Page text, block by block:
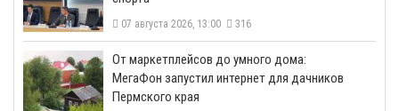
07 августа 2026, 13:00 316
От маркетплейсов до умного дома:
МегаФон запустил интернет для дачников
Пермского края